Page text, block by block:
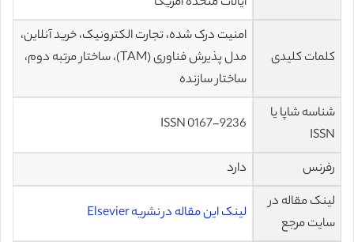
کلمات کلیدی
امنیت درک شده، تجارت الکترونیک، خرید آنلاین،
مدل پذیرش فناوری (TAM)، ساختار مرتبه دوم،
ساختار سازنده
شناسه شاپا یا
ISSN
ISSN 0167-9236
رفرنس
دارد
لینک مقاله در
سایت مرجع
لینک این مقاله در نشریه Elsevier